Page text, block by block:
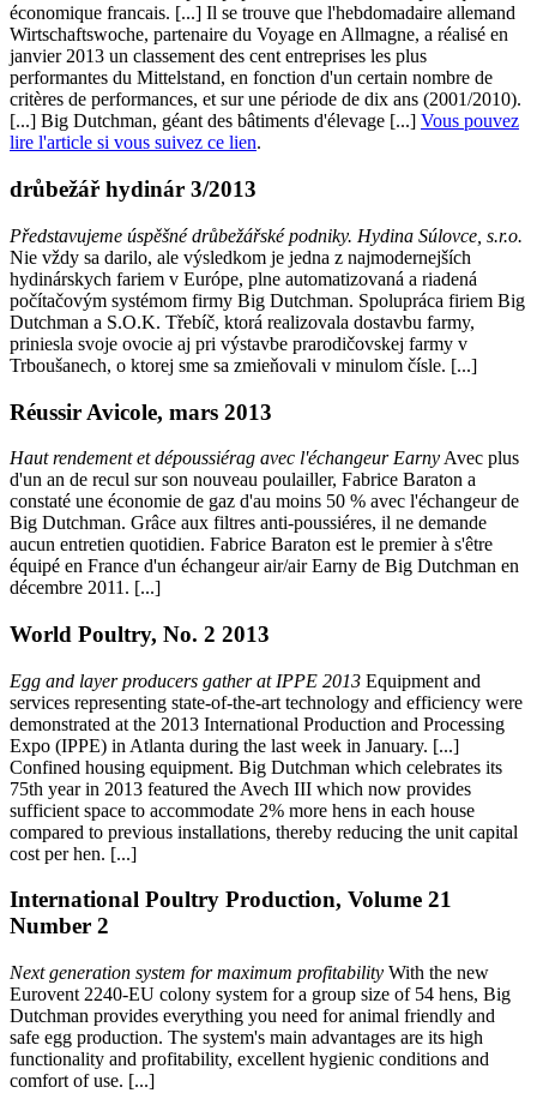
économique francais. [...] Il se trouve que l'hebdomadaire allemand
Wirtschaftswoche, partenaire du Voyage en Allmagne, a réalisé en
janvier 2013 un classement des cent entreprises les plus
performantes du Mittelstand, en fonction d'un certain nombre de
critères de performances, et sur une période de dix ans (2001/2010).
[...] Big Dutchman, géant des bâtiments d'élevage [...] Vous pouvez
lire l'article si vous suivez ce lien.
drůbežář hydinár 3/2013
Představujeme úspěšné drůbežářské podniky. Hydina Súlovce, s.r.o.
Nie vždy sa darilo, ale výsledkom je jedna z najmodernejších
hydinárskych fariem v Európe, plne automatizovaná a riadená
počítačovým systémom firmy Big Dutchman. Spolupráca firiem Big
Dutchman a S.O.K. Třebíč, ktorá realizovala dostavbu farmy,
priniesla svoje ovocie aj pri výstavbe prarodičovskej farmy v
Trboušanech, o ktorej sme sa zmieňovali v minulom čísle. [...]
Réussir Avicole, mars 2013
Haut rendement et dépoussiérag avec l'échangeur Earny Avec plus
d'un an de recul sur son nouveau poulailler, Fabrice Baraton a
constaté une économie de gaz d'au moins 50 % avec l'échangeur de
Big Dutchman. Grâce aux filtres anti-poussiéres, il ne demande
aucun entretien quotidien. Fabrice Baraton est le premier à s'être
équipé en France d'un échangeur air/air Earny de Big Dutchman en
décembre 2011. [...]
World Poultry, No. 2 2013
Egg and layer producers gather at IPPE 2013 Equipment and
services representing state-of-the-art technology and efficiency were
demonstrated at the 2013 International Production and Processing
Expo (IPPE) in Atlanta during the last week in January. [...]
Confined housing equipment. Big Dutchman which celebrates its
75th year in 2013 featured the Avech III which now provides
sufficient space to accommodate 2% more hens in each house
compared to previous installations, thereby reducing the unit capital
cost per hen. [...]
International Poultry Production, Volume 21
Number 2
Next generation system for maximum profitability With the new
Eurovent 2240-EU colony system for a group size of 54 hens, Big
Dutchman provides everything you need for animal friendly and
safe egg production. The system's main advantages are its high
functionality and profitability, excellent hygienic conditions and
comfort of use. [...]